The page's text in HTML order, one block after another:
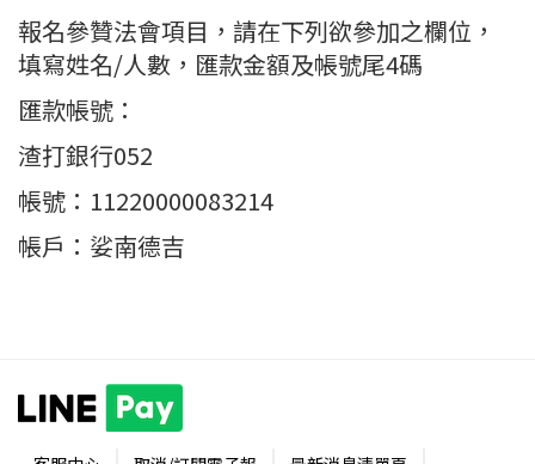
報名參贊法會項目，請在下列欲參加之欄位，
填寫姓名/人數，匯款金額及帳號尾4碼
匯款帳號：
渣打銀行052
帳號：11220000083214
帳戶：娑南德吉